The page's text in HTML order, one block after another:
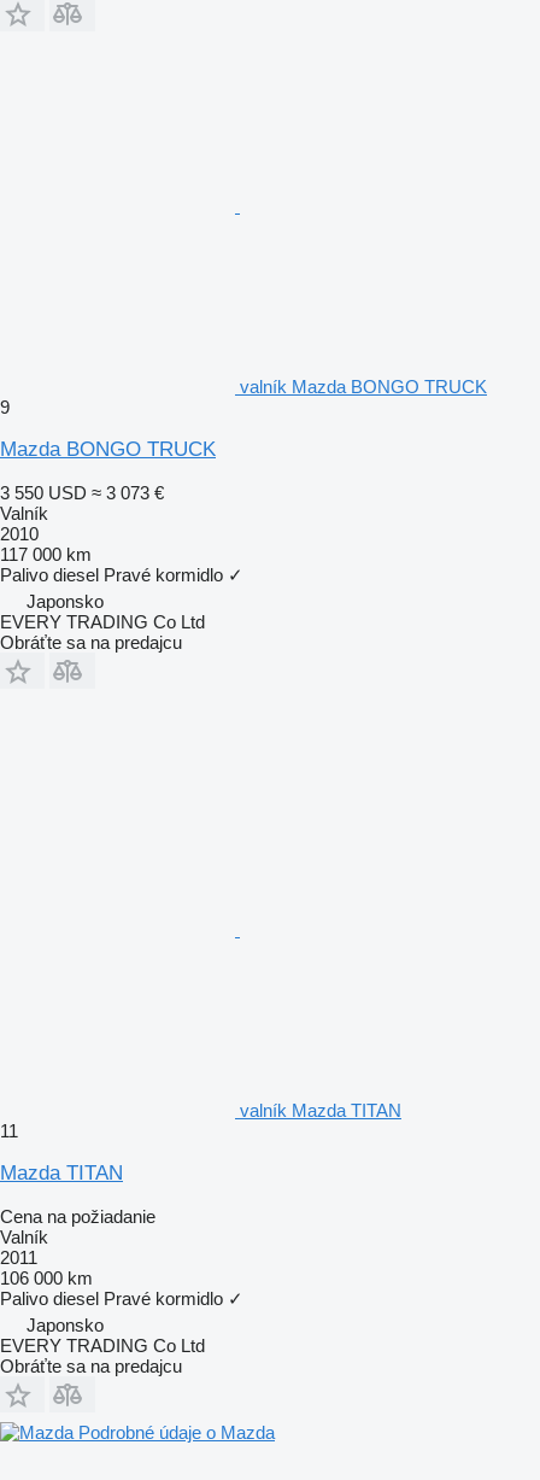
valník Mazda BONGO TRUCK
9
Mazda BONGO TRUCK
3 550 USD ≈ 3 073 €
Valník
2010
117 000 km
Palivo diesel Pravé kormidlo ✓
Japonsko
EVERY TRADING Co Ltd
Obráťte sa na predajcu
valník Mazda TITAN
11
Mazda TITAN
Cena na požiadanie
Valník
2011
106 000 km
Palivo diesel Pravé kormidlo ✓
Japonsko
EVERY TRADING Co Ltd
Obráťte sa na predajcu
Podrobné údaje o Mazda